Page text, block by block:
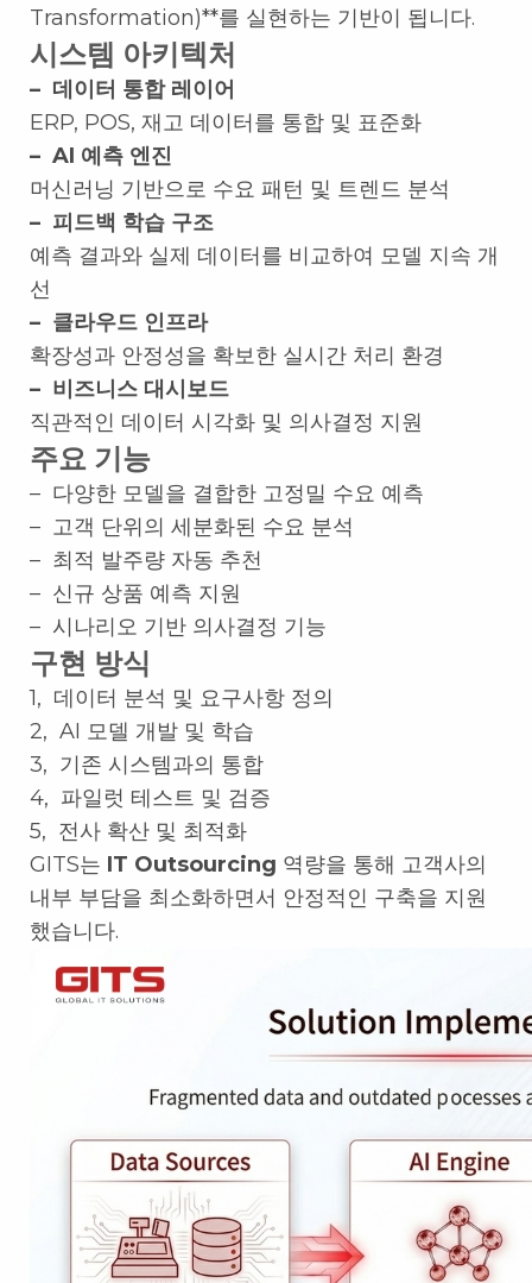
Transformation)**를 실현하는 기반이 됩니다.
시스템 아키텍처
– 데이터 통합 레이어
ERP, POS, 재고 데이터를 통합 및 표준화
– AI 예측 엔진
머신러닝 기반으로 수요 패턴 및 트렌드 분석
– 피드백 학습 구조
예측 결과와 실제 데이터를 비교하여 모델 지속 개
선
– 클라우드 인프라
확장성과 안정성을 확보한 실시간 처리 환경
– 비즈니스 대시보드
직관적인 데이터 시각화 및 의사결정 지원
주요 기능
– 다양한 모델을 결합한 고정밀 수요 예측
– 고객 단위의 세분화된 수요 분석
– 최적 발주량 자동 추천
– 신규 상품 예측 지원
– 시나리오 기반 의사결정 기능
구현 방식
1, 데이터 분석 및 요구사항 정의
2, AI 모델 개발 및 학습
3, 기존 시스템과의 통합
4, 파일럿 테스트 및 검증
5, 전사 확산 및 최적화
GITS는 IT Outsourcing 역량을 통해 고객사의
내부 부담을 최소화하면서 안정적인 구축을 지원
했습니다.